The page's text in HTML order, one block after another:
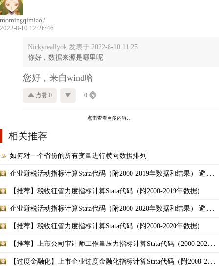
momingqimiao7
2022-8-10 12:26:46
Nickyreallyok 发表于 2022-8-10 11:25
你好，数据来源是哪里呢
您好，来自wind哈
点赞 0 0
点击查看更多内容…
相关推荐
如何对一个省份的所有变量进行横向数据排列
企业避税活动指标计算Stata代码（附2000-2019年数据和结果） 避税
【推荐】税收征管力度指标计算Stata代码（附2000-2019年数据）
企业避税活动指标计算Stata代码（附2000-2020年数据和结果） 避税
【推荐】税收征管力度指标计算Stata代码（附2000-2020年数据）
【推荐】上市公司审计师工作量压力指标计算Stata代码（2000-2020年
【过度金融化】上市企业过度金融化指标计算Stata代码（附2008-2020